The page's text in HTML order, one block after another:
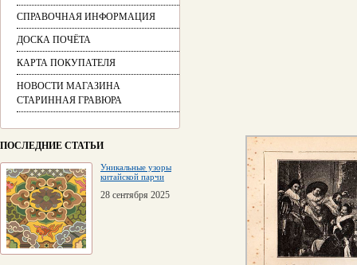
СПРАВОЧНАЯ ИНФОРМАЦИЯ
ДОСКА ПОЧЁТА
КАРТА ПОКУПАТЕЛЯ
НОВОСТИ МАГАЗИНА
СТАРИННАЯ ГРАВЮРА
ПОСЛЕДНИЕ СТАТЬИ
Уникальные узоры
китайской парчи
28 сентября 2025